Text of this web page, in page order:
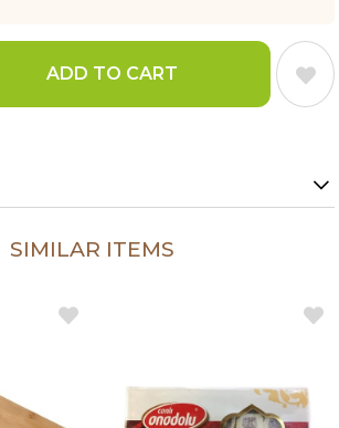
SIMILAR ITEMS